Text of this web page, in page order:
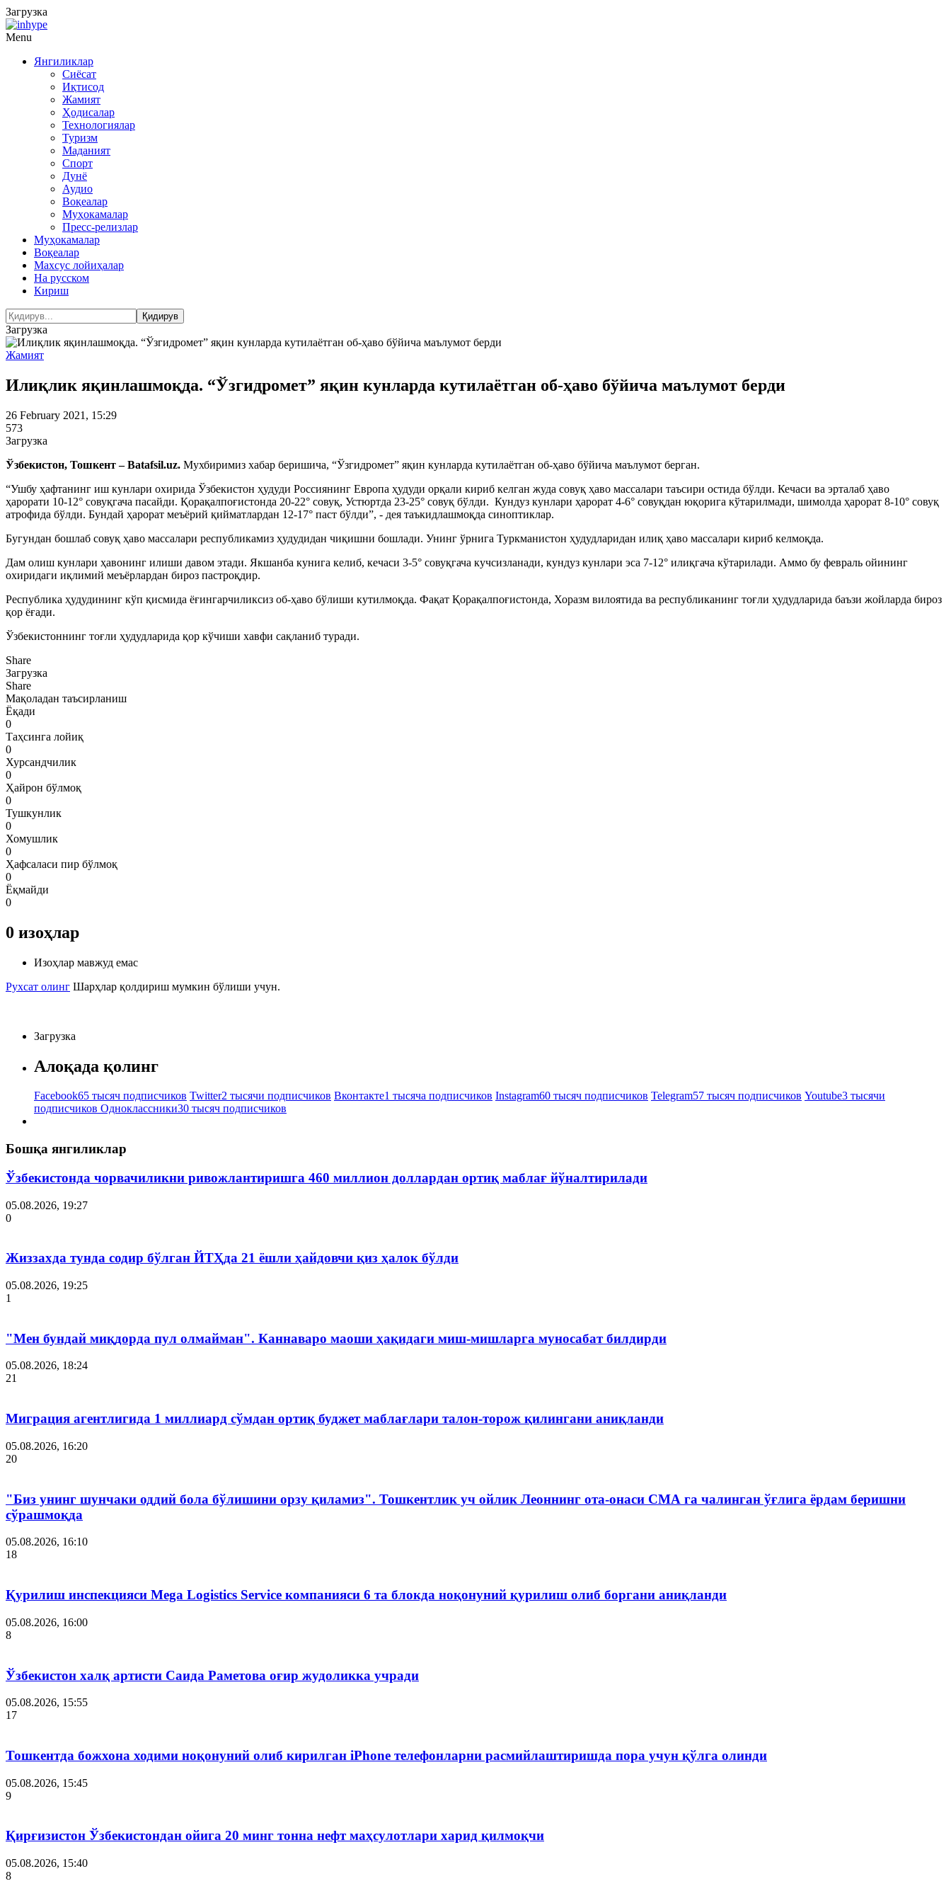
Загрузка
Menu
Янгиликлар
Сиёсат
Иқтисод
Жамият
Ҳодисалар
Технологиялар
Туризм
Маданият
Спорт
Дунё
Аудио
Воқеалар
Муҳокамалар
Пресс-релизлар
Муҳокамалар
Воқеалар
Махсус лойиҳалар
На русском
Кириш
Загрузка
Жамият
Илиқлик яқинлашмоқда. “Ўзгидромет” яқин кунларда кутилаётган об-ҳаво бўйича маълумот берди
26 February 2021, 15:29
573
Загрузка
Ўзбекистон, Тошкент – Batafsil.uz. Мухбиримиз хабар беришича, “Ўзгидромет” яқин кунларда кутилаётган об-ҳаво бўйича маълумот берган.
“Ушбу ҳафтанинг иш кунлари охирида Ўзбекистон ҳудуди Россиянинг Европа ҳудуди орқали кириб келган жуда совуқ ҳаво массалари таъсири остида бўлди. Кечаси ва эрталаб ҳаво
ҳарорати 10-12° совуқгача пасайди. Қорақалпоғистонда 20-22° совуқ, Устюртда 23-25° совуқ бўлди. Кундуз кунлари ҳарорат 4-6° совуқдан юқорига кўтарилмади, шимолда ҳарорат 8-10° совуқ
атрофида бўлди. Бундай ҳарорат меъёрий қийматлардан 12-17° паст бўлди”, - дея таъкидлашмоқда синоптиклар.
Бугундан бошлаб совуқ ҳаво массалари республикамиз ҳудудидан чиқишни бошлади. Унинг ўрнига Туркманистон ҳудудларидан илиқ ҳаво массалари кириб келмоқда.
Дам олиш кунлари ҳавонинг илиши давом этади. Якшанба кунига келиб, кечаси 3-5° совуқгача кучсизланади, кундуз кунлари эса 7-12° илиқгача кўтарилади. Аммо бу февраль ойининг
охиридаги иқлимий меъёрлардан бироз пастроқдир.
Республика ҳудудининг кўп қисмида ёғингарчиликсиз об-ҳаво бўлиши кутилмоқда. Фақат Қорақалпоғистонда, Хоразм вилоятида ва республиканинг тоғли ҳудудларида баъзи жойларда бироз
қор ёғади.
Ўзбекистоннинг тоғли ҳудудларида қор кўчиши хавфи сақланиб туради.
Share
Загрузка
Share
Мақоладан таъсирланиш
Ёқади
0
Таҳсинга лойиқ
0
Хурсандчилик
0
Ҳайрон бўлмоқ
0
Тушкунлик
0
Хомушлик
0
Ҳафсаласи пир бўлмоқ
0
Ёқмайди
0
0 изоҳлар
Изоҳлар мавжуд емас
Рухсат олинг Шарҳлар қолдириш мумкин бўлиши учун.
Загрузка
Алоқада қолинг
Facebook65 тысяч подписчиков Twitter2 тысячи подписчиков Вконтакте1 тысяча подписчиков Instagram60 тысяч подписчиков Telegram57 тысяч подписчиков Youtube3 тысячи
подписчиков Одноклассники30 тысяч подписчиков
Бошқа янгиликлар
Ўзбекистонда чорвачиликни ривожлантиришга 460 миллион доллардан ортиқ маблағ йўналтирилади
05.08.2026, 19:27
0
Жиззахда тунда содир бўлган ЙТҲда 21 ёшли ҳайдовчи қиз ҳалок бўлди
05.08.2026, 19:25
1
"Мен бундай миқдорда пул олмайман". Каннаваро маоши ҳақидаги миш-мишларга муносабат билдирди
05.08.2026, 18:24
21
Миграция агентлигида 1 миллиард сўмдан ортиқ буджет маблағлари талон-торож қилингани аниқланди
05.08.2026, 16:20
20
"Биз унинг шунчаки оддий бола бўлишини орзу қиламиз". Тошкентлик уч ойлик Леоннинг ота-онаси СМА га чалинган ўғлига ёрдам беришни
сўрашмоқда
05.08.2026, 16:10
18
Қурилиш инспекцияси Мega Logistics Service компанияси 6 та блокда ноқонуний қурилиш олиб боргани аниқланди
05.08.2026, 16:00
8
Ўзбекистон халқ артисти Саида Раметова оғир жудоликка учради
05.08.2026, 15:55
17
Тошкентда божхона ходими ноқонуний олиб кирилган iPhone телефонларни расмийлаштиришда пора учун қўлга олинди
05.08.2026, 15:45
9
Қирғизистон Ўзбекистондан ойига 20 минг тонна нефт маҳсулотлари харид қилмоқчи
05.08.2026, 15:40
8